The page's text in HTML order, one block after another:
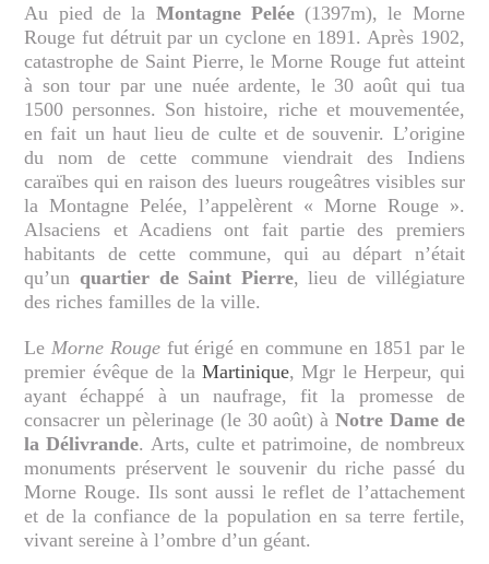
Au pied de la Montagne Pelée(1397m), le Morne
Rouge fut détruit par un cyclone en 1891. Après 1902,
catastrophe de Saint Pierre, le Morne Rouge fut atteint
à son tour par une nuée ardente, le 30 août qui tua
1500 personnes. Son histoire, riche et mouvementée,
en fait un haut lieu de culte et de souvenir. L’origine
du nom de cette commune viendrait des Indiens
caraïbes qui en raison des lueurs rougeâtres visibles sur
la Montagne Pelée, l’appelèrent « Morne Rouge ».
Alsaciens et Acadiens ont fait partie des premiers
habitants de cette commune, qui au départ n’était
qu’un quartier de Saint Pierre, lieu de villégiature
des riches familles de la ville.
Le Morne Rougefut érigé en commune en 1851 par le
premier évêque de la Martinique, Mgr le Herpeur, qui
ayant échappé à un naufrage, fit la promesse de
consacrer un pèlerinage (le 30 août) àNotre Dame de
la Délivrande. Arts, culte et patrimoine, de nombreux
monuments préservent le souvenir du riche passé du
Morne Rouge. Ils sont aussi le reflet de l’attachement
et de la confiance de la population en sa terre fertile,
vivant sereine à l’ombre d’un géant.